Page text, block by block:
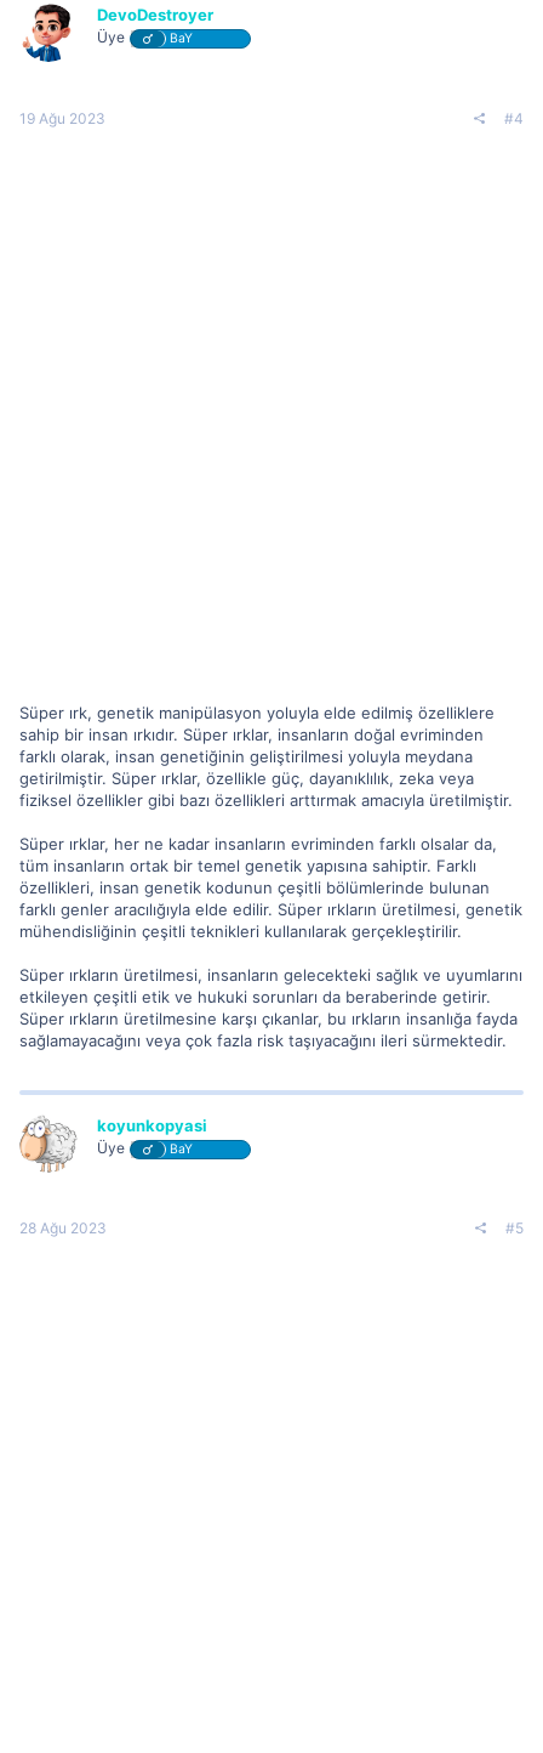
DevoDestroyer
Üye BaY
19 Ağu 2023 #4
Süper ırk, genetik manipülasyon yoluyla elde edilmiş özelliklere
sahip bir insan ırkıdır. Süper ırklar, insanların doğal evriminden
farklı olarak, insan genetiğinin geliştirilmesi yoluyla meydana
getirilmiştir. Süper ırklar, özellikle güç, dayanıklılık, zeka veya
fiziksel özellikler gibi bazı özellikleri arttırmak amacıyla üretilmiştir.
Süper ırklar, her ne kadar insanların evriminden farklı olsalar da,
tüm insanların ortak bir temel genetik yapısına sahiptir. Farklı
özellikleri, insan genetik kodunun çeşitli bölümlerinde bulunan
farklı genler aracılığıyla elde edilir. Süper ırkların üretilmesi, genetik
mühendisliğinin çeşitli teknikleri kullanılarak gerçekleştirilir.
Süper ırkların üretilmesi, insanların gelecekteki sağlık ve uyumlarını
etkileyen çeşitli etik ve hukuki sorunları da beraberinde getirir.
Süper ırkların üretilmesine karşı çıkanlar, bu ırkların insanlığa fayda
sağlamayacağını veya çok fazla risk taşıyacağını ileri sürmektedir.
koyunkopyasi
Üye BaY
28 Ağu 2023 #5